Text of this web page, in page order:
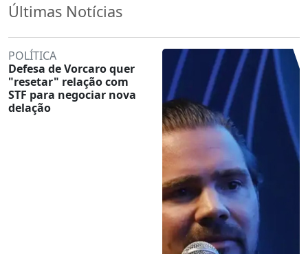
Últimas Notícias
POLÍTICA
Defesa de Vorcaro quer
"resetar" relação com
STF para negociar nova
delação